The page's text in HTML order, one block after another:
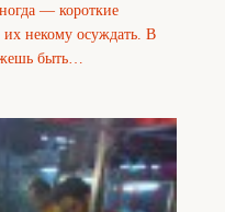
— короткие
некому осуждать. В
быть…